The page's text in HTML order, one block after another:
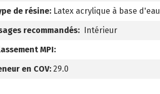
de résine: Latex acrylique à base d'eau
recommandés: Intérieur
MPI:
en COV: 29.0